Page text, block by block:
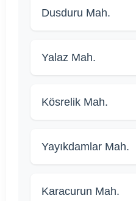
Dusduru Mah.
Yalaz Mah.
Kösrelik Mah.
Yayıkdamlar Mah.
Karacurun Mah.